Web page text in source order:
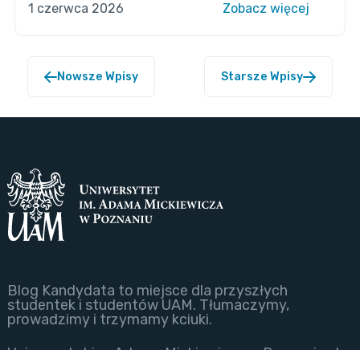
1 czerwca 2026 Zobacz więcej
Nowsze Wpisy Starsze Wpisy
Blog Kandydata to miejsce dla przyszłych
studentek i studentów UAM. Tłumaczymy,
prowadzimy i trzymamy kciuki.